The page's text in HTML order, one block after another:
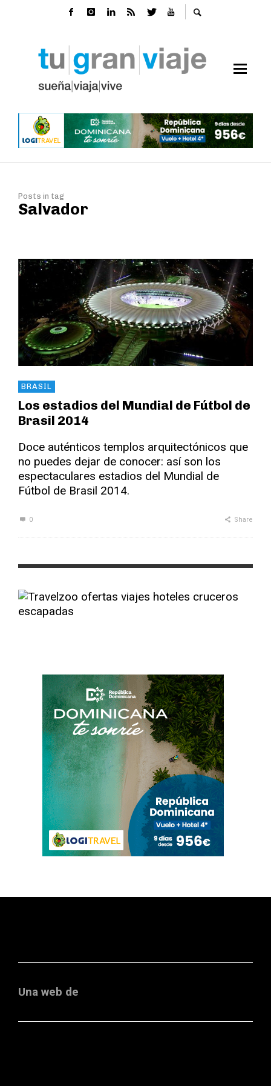
Posts in tag
Salvador
BRASIL
Los estadios del Mundial de Fútbol de
Brasil 2014
Doce auténticos templos arquitectónicos que
no puedes dejar de conocer: así son los
espectaculares estadios del Mundial de
Fútbol de Brasil 2014.
0 Share
Una web de